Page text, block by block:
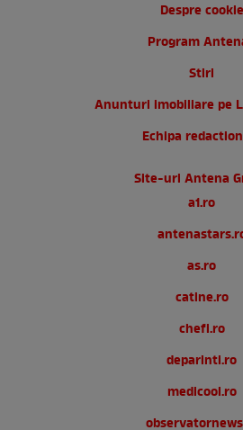
Despre cookie
Program
Stiri
Anunturi imobiliare pe
Echipa
Site-uri Antena
a1.ro
as.ro
catine.ro
chefi.ro
deparinti.ro
medicool.ro